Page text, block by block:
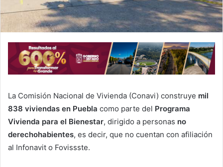
La Comisión Nacional de Vivienda (Conavi) construye mil
838 viviendas en Puebla como parte del Programa
Vivienda para el Bienestar, dirigido a personas no
derechohabientes, es decir, que no cuentan con afiliación
al Infonavit o Fovissste.